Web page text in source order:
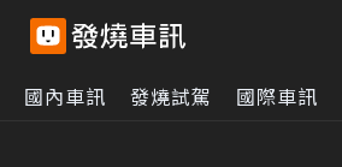
國內車訊 發燒試駕 國際車訊